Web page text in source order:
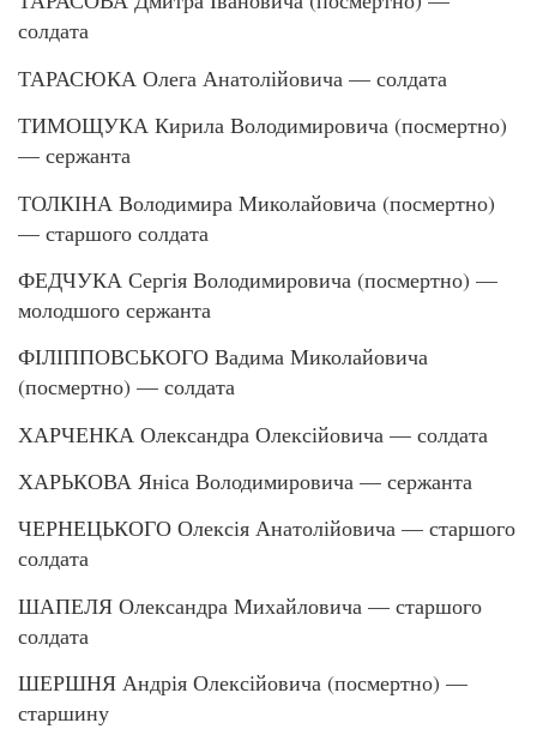
солдата
ТАРАСЮКА Олега Анатолійовича — солдата
ТИМОЩУКА Кирила Володимировича (посмертно)
— сержанта
ТОЛКІНА Володимира Миколайовича (посмертно)
— старшого солдата
ФЕДЧУКА Сергія Володимировича (посмертно) —
молодшого сержанта
ФІЛІППОВСЬКОГО Вадима Миколайовича
(посмертно) — солдата
ХАРЧЕНКА Олександра Олексійовича — солдата
ХАРЬКОВА Яніса Володимировича — сержанта
ЧЕРНЕЦЬКОГО Олексія Анатолійовича — старшого
солдата
ШАПЕЛЯ Олександра Михайловича — старшого
солдата
ШЕРШНЯ Андрія Олексійовича (посмертно) —
старшину